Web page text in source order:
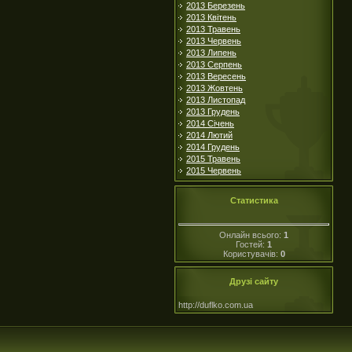
2013 Березень
2013 Квітень
2013 Травень
2013 Червень
2013 Липень
2013 Серпень
2013 Вересень
2013 Жовтень
2013 Листопад
2013 Грудень
2014 Січень
2014 Лютий
2014 Грудень
2015 Травень
2015 Червень
Статистика
Онлайн всього: 1
Гостей: 1
Користувачів: 0
Друзі сайту
http://duflko.com.ua